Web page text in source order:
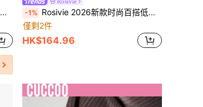
-1% Rosivie 2026新款时尚百搭低帮镂空透气编织网面平底休闲鞋，女士夏季适用
僅剩2件
HK$164.96